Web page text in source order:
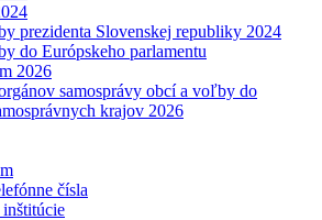
prezidenta Slovenskej republiky 2024
do Európskeho parlamentu
2026
samosprávy obcí a voľby do
krajov 2026
čísla
inštitúcie